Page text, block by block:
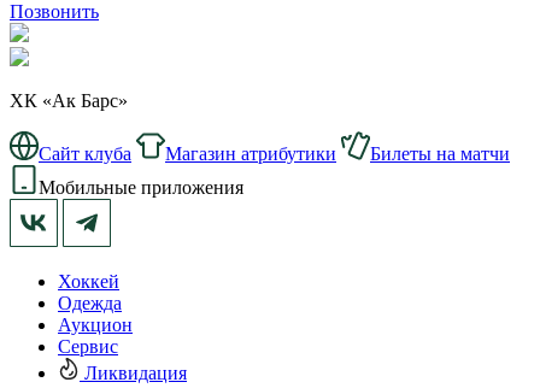
Позвонить
ХК «Ак Барс»
Сайт клуба Магазин атрибутики
Билеты на матчи
Мобильные приложения
Хоккей
Одежда
Аукцион
Сервис
Ликвидация